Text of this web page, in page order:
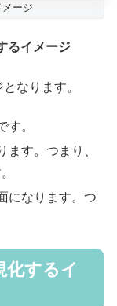
ージ
るイメージ
なります。
す。
ます。つまり、
になります。つ
化するイ